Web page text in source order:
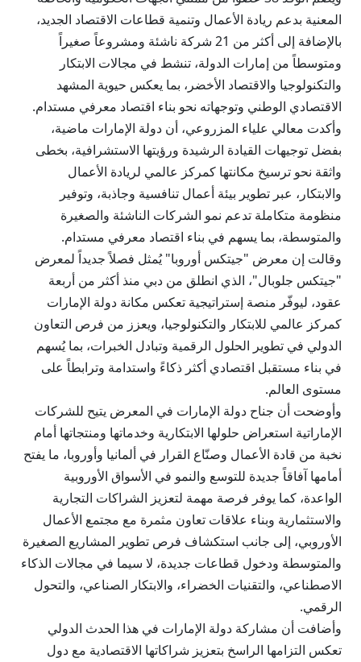
المعنية بدعم ريادة الأعمال وتنمية قطاعات الاقتصاد الجديد،
بالإضافة إلى أكثر من 21 شركة ناشئة ومشروعاً صغيراً
ومتوسطاً من إمارات الدولة، تنشط في مجالات الابتكار
والتكنولوجيا والاقتصاد الأخضر، بما يعكس حيوية المشهد
الاقتصادي الوطني وتوجهاته نحو بناء اقتصاد معرفي مستدام.
وأكدت معالي علياء المزروعي، أن دولة الإمارات ماضية،
بفضل توجيهات القيادة الرشيدة ورؤيتها الاستشرافية، بخطى
واثقة نحو ترسيخ مكانتها كمركز عالمي لريادة الأعمال
والابتكار، عبر تطوير بيئة أعمال تنافسية وجاذبة، وتوفير
منظومة متكاملة تدعم نمو الشركات الناشئة والصغيرة
والمتوسطة، بما يسهم في بناء اقتصاد معرفي مستدام.
وقالت إن معرض "جيتكس أوروبا" يُمثل فصلاً جديداً لمعرض
"جيتكس جلوبال"، الذي انطلق من دبي منذ أكثر من أربعة
عقود، ليوفّر منصة إستراتيجية تعكس مكانة دولة الإمارات
كمركز عالمي للابتكار والتكنولوجيا، ويعزز من فرص التعاون
الدولي في تطوير الحلول الرقمية وتبادل الخبرات، بما يُسهم
في بناء مستقبل اقتصادي أكثر ذكاءً واستدامة وترابطاً على
مستوى العالم.
وأوضحت أن جناح دولة الإمارات في المعرض يتيح للشركات
الإماراتية استعراض حلولها الابتكارية وخدماتها ومنتجاتها أمام
نخبة من قادة الأعمال وصنّاع القرار في ألمانيا وأوروبا، ما يفتح
أمامها آفاقاً جديدة للتوسع والنمو في الأسواق الأوروبية
الواعدة، كما يوفر فرصة مهمة لتعزيز الشراكات التجارية
والاستثمارية وبناء علاقات تعاون مثمرة مع مجتمع الأعمال
الأوروبي، إلى جانب استكشاف فرص تطوير المشاريع الصغيرة
والمتوسطة ودخول قطاعات جديدة، لا سيما في مجالات الذكاء
الاصطناعي، والتقنيات الخضراء، والابتكار الصناعي، والتحول
الرقمي.
وأضافت أن مشاركة دولة الإمارات في هذا الحدث الدولي
تعكس التزامها الراسخ بتعزيز شراكاتها الاقتصادية مع دول